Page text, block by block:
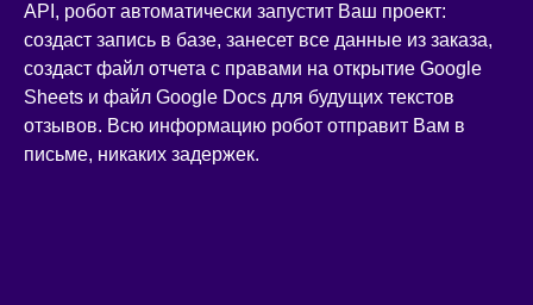
API, робот автоматически запустит Ваш проект:
создаст запись в базе, занесет все данные из заказа,
создаст файл отчета с правами на открытие Google
Sheets и файл Google Docs для будущих текстов
отзывов. Всю информацию робот отправит Вам в
письме, никаких задержек.